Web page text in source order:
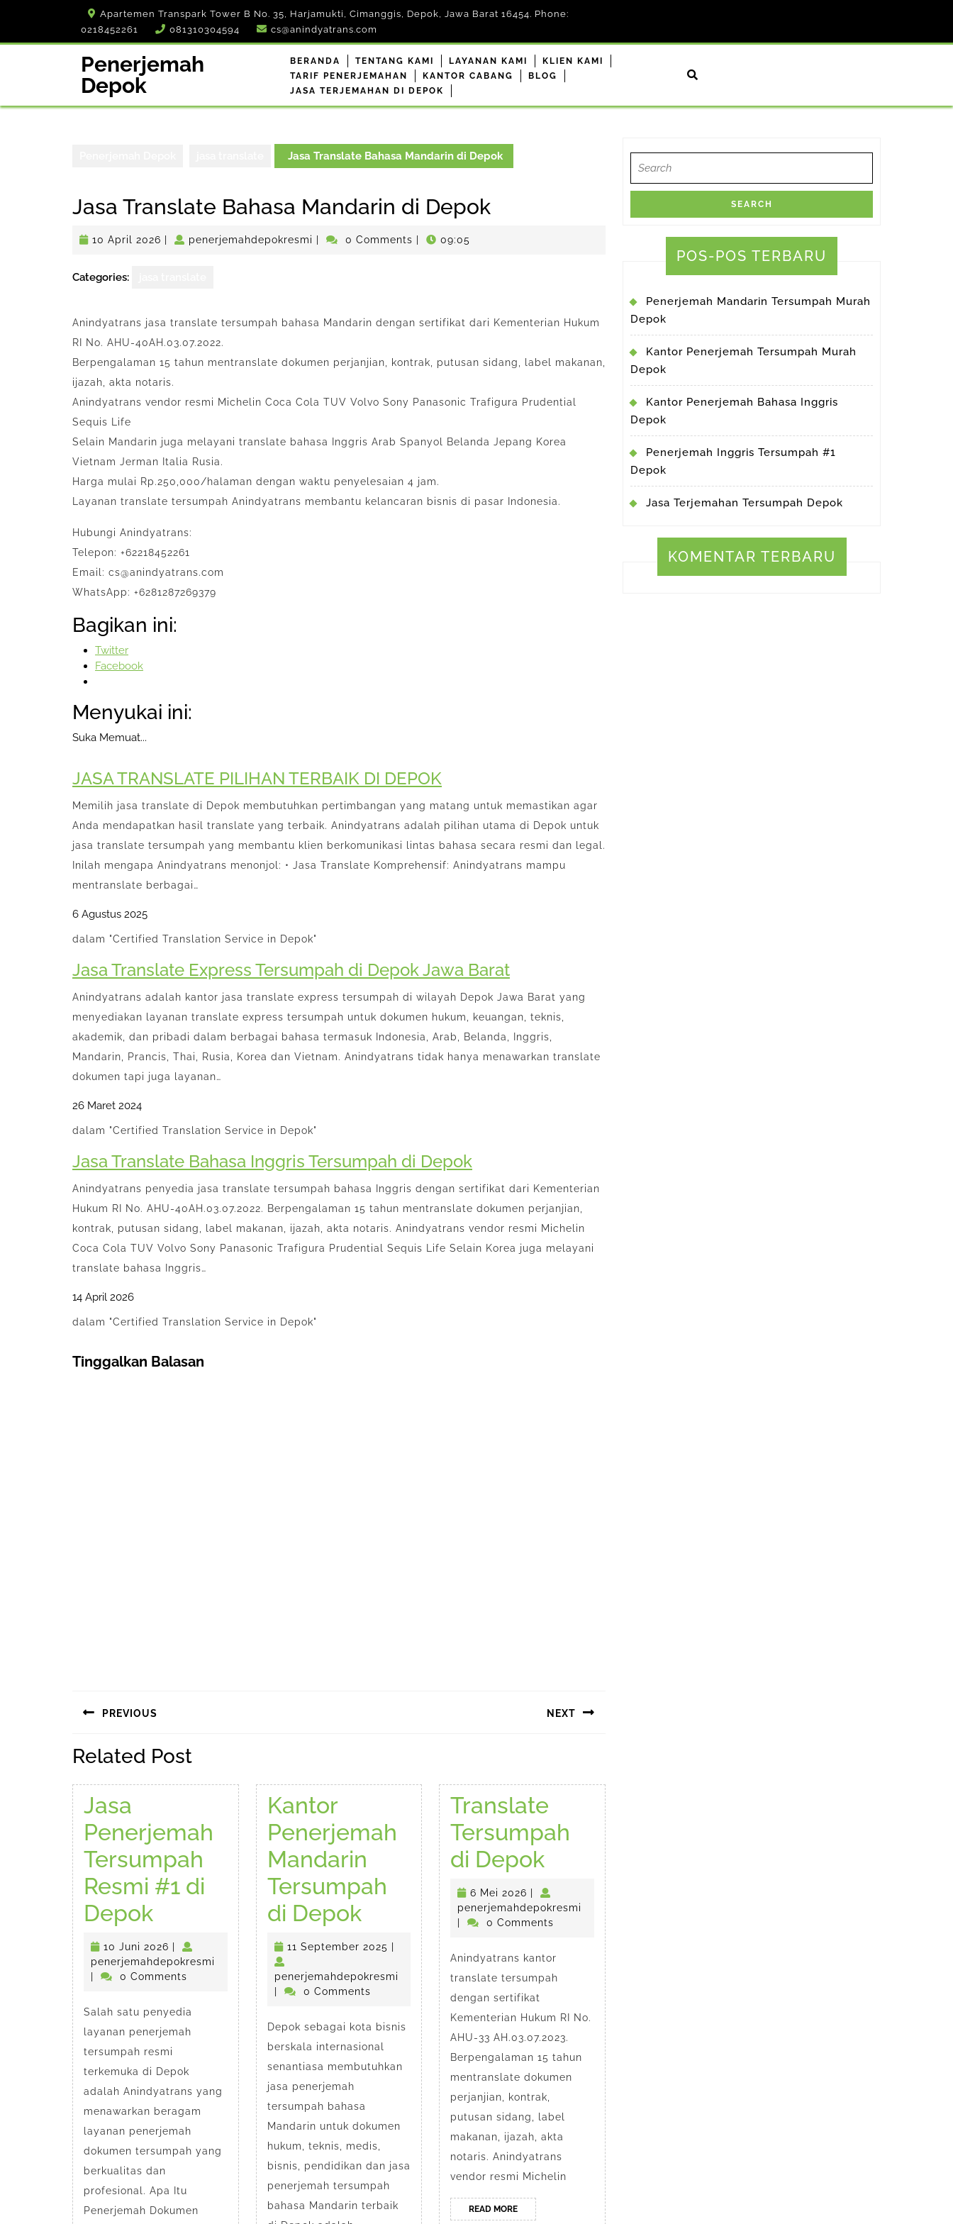
Apartemen Transpark Tower B No. 35, Harjamukti, Cimanggis, Depok, Jawa Barat 16454. Phone:
0218452261
081310304594 cs@anindyatrans.com
Penerjemah
Depok
BERANDA TENTANG KAMI LAYANAN KAMI
KLIEN KAMI
TARIF PENERJEMAHAN
KANTOR CABANG
BLOG
JASA TERJEMAHAN DI DEPOK
Jasa Translate Bahasa Mandarin di Depok
Jasa Translate Bahasa Mandarin di Depok
10 April 2026 10
penerjemahdepokresmi penerjemahdepokresmi
0 Comments 09:05
Categories:
Anindyatrans jasa translate tersumpah bahasa Mandarin dengan sertifikat dari Kementerian Hukum
RI No. AHU-40AH.03.07.2022.
Berpengalaman 15 tahun mentranslate dokumen perjanjian, kontrak, putusan sidang, label makanan,
ijazah, akta notaris.
Anindyatrans vendor resmi Michelin Coca Cola TUV Volvo Sony Panasonic Trafigura Prudential
Sequis Life
Selain Mandarin juga melayani translate bahasa Inggris Arab Spanyol Belanda Jepang Korea
Vietnam Jerman Italia Rusia.
Harga mulai Rp.250,000/halaman dengan waktu penyelesaian 4 jam.
Layanan translate tersumpah Anindyatrans membantu kelancaran bisnis di pasar Indonesia.
Hubungi Anindyatrans:
Telepon: +62218452261
Email: cs@anindyatrans.com
WhatsApp: +6281287269379
Bagikan ini:
Twitter
Facebook
Menyukai ini:
Suka Memuat...
JASA TRANSLATE PILIHAN TERBAIK DI DEPOK
Memilih jasa translate di Depok membutuhkan pertimbangan yang matang untuk memastikan agar
Anda mendapatkan hasil translate yang terbaik. Anindyatrans adalah pilihan utama di Depok untuk
jasa translate tersumpah yang membantu klien berkomunikasi lintas bahasa secara resmi dan legal.
Inilah mengapa Anindyatrans menonjol: • Jasa Translate Komprehensif: Anindyatrans mampu
mentranslate berbagai…
6 Agustus 2025
dalam "Certified Translation Service in Depok"
Jasa Translate Express Tersumpah di Depok Jawa Barat
Anindyatrans adalah kantor jasa translate express tersumpah di wilayah Depok Jawa Barat yang
menyediakan layanan translate express tersumpah untuk dokumen hukum, keuangan, teknis,
akademik, dan pribadi dalam berbagai bahasa termasuk Indonesia, Arab, Belanda, Inggris,
Mandarin, Prancis, Thai, Rusia, Korea dan Vietnam. Anindyatrans tidak hanya menawarkan translate
dokumen tapi juga layanan…
26 Maret 2024
dalam "Certified Translation Service in Depok"
Jasa Translate Bahasa Inggris Tersumpah di Depok
Anindyatrans penyedia jasa translate tersumpah bahasa Inggris dengan sertifikat dari Kementerian
Hukum RI No. AHU-40AH.03.07.2022. Berpengalaman 15 tahun mentranslate dokumen perjanjian,
kontrak, putusan sidang, label makanan, ijazah, akta notaris. Anindyatrans vendor resmi Michelin
Coca Cola TUV Volvo Sony Panasonic Trafigura Prudential Sequis Life Selain Korea juga melayani
translate bahasa Inggris…
14 April 2026
dalam "Certified Translation Service in Depok"
Tinggalkan Balasan
posPREVIOUS
post:
NEXT
Related Post
Jasa
Penerjemah
Tersumpah
Resmi #1 di
DepokJasa
Penerjemah
Tersumpah
#1
di
Depok
10 Juni 2026 10
Juni
2026
|
penerjemahdepokresmi penerjemahdepokresmi
|
0 Comments
Salah satu penyedia
layanan penerjemah
tersumpah resmi
terkemuka di Depok
adalah Anindyatrans yang
menawarkan beragam
layanan penerjemah
dokumen tersumpah yang
berkualitas dan
profesional. Apa Itu
Penerjemah Dokumen
Kantor
Penerjemah
Mandarin
Tersumpah
di DepokKantor
Penerjemah
Mandarin
Tersumpah
di
Depok
11 September 2025 11
September
2025
|
penerjemahdepokresmi penerjemahdepokresmi
|
0 Comments
Depok sebagai kota bisnis
berskala internasional
senantiasa membutuhkan
jasa penerjemah
tersumpah bahasa
Mandarin untuk dokumen
hukum, teknis, medis,
bisnis, pendidikan dan jasa
penerjemah tersumpah
bahasa Mandarin terbaik
Translate
Tersumpah
di DepokTranslate
Tersumpah
di
Depok
6 Mei 2026 6
Mei
2026
|
penerjemahdepokresmi penerjemahdepokresmi
|
0 Comments
Anindyatrans kantor
translate tersumpah
dengan sertifikat
Kementerian Hukum RI No.
AHU-33 AH.03.07.2023.
Berpengalaman 15 tahun
mentranslate dokumen
perjanjian, kontrak,
putusan sidang, label
makanan, ijazah, akta
notaris. Anindyatrans
vendor resmi Michelin
READ MOREREAD
MORE
for:
POS-POS TERBARU
Penerjemah Mandarin Tersumpah Murah
Depok
Kantor Penerjemah Tersumpah Murah
Depok
Kantor Penerjemah Bahasa Inggris
Depok
Penerjemah Inggris Tersumpah #1
Depok
Jasa Terjemahan Tersumpah Depok
KOMENTAR TERBARU